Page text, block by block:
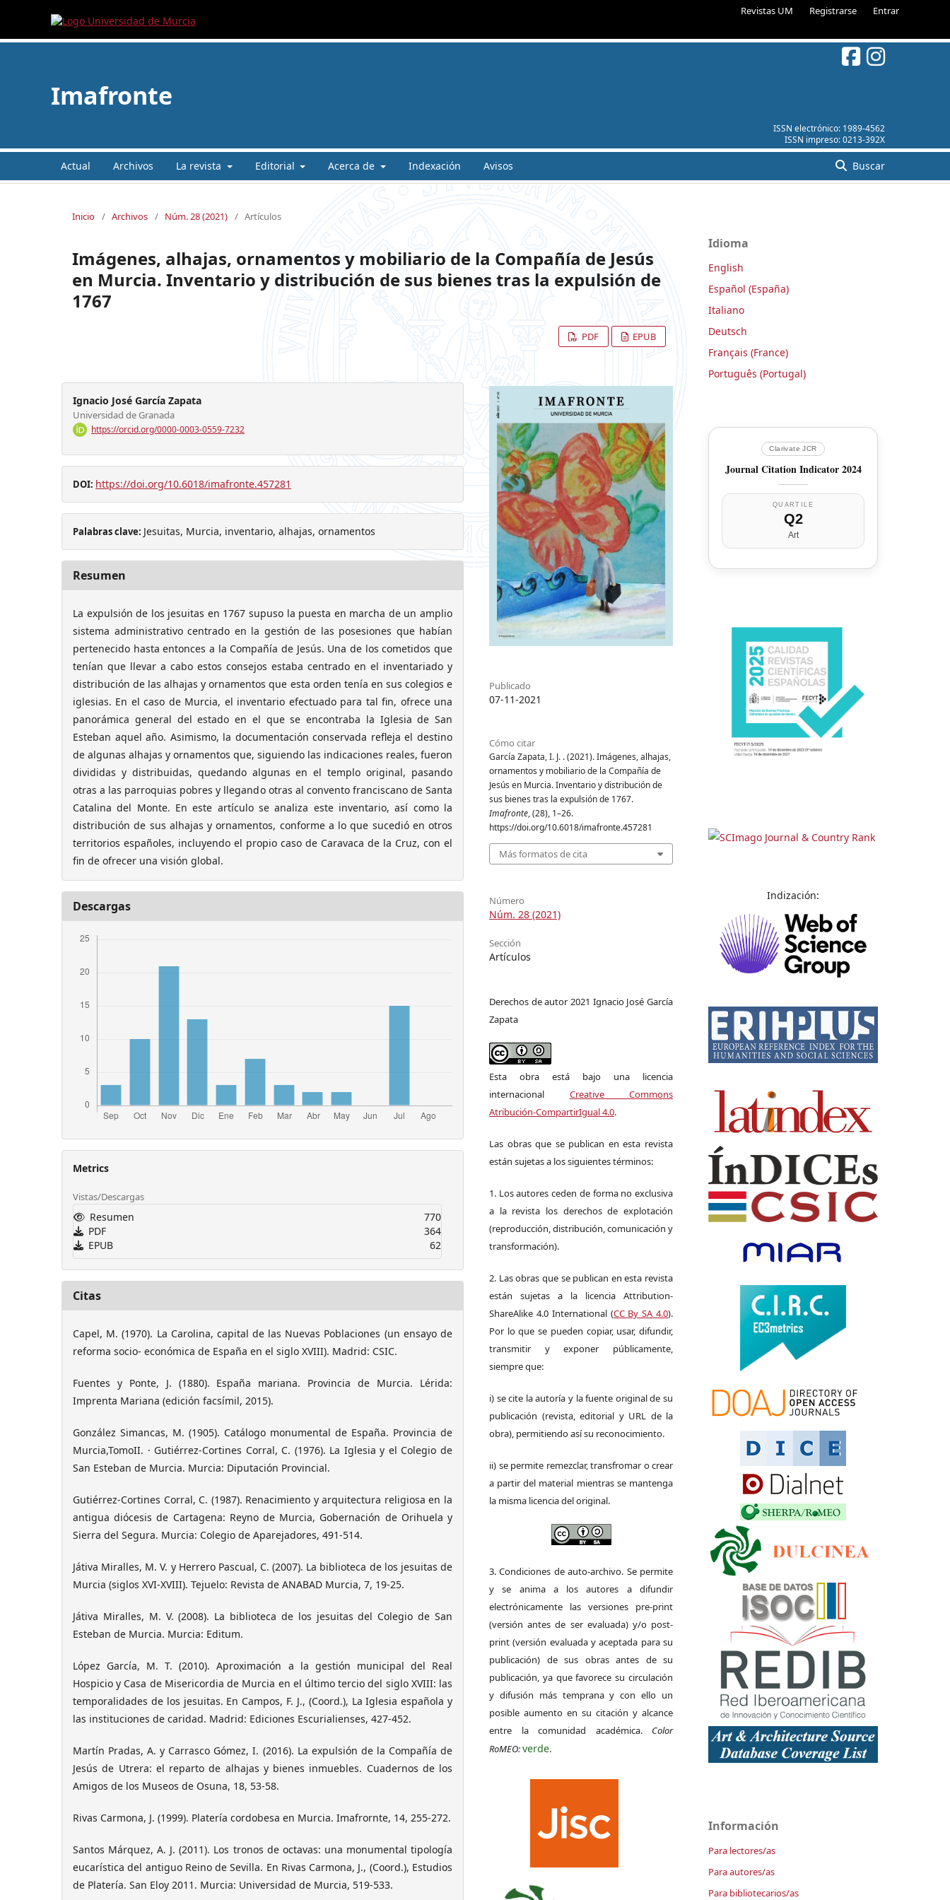
Revistas UM Registrarse Entrar
ISSN electrónico: 1989-4562
ISSN impreso:0213-392X
Imafronte
Actual Archivos La revista Editorial Acerca de Indexación Avisos Buscar
Inicio / Archivos / Núm. 28 (2021) / Artículos
Imágenes, alhajas, ornamentos y mobiliario de la Compañía de Jesús
en Murcia. Inventario y distribución de sus bienes tras la expulsión de
1767
PDF EPUB
Ignacio José García Zapata
Universidad de Granada
https://orcid.org/0000-0003-0559-7232
DOI: https://doi.org/10.6018/imafronte.457281
Palabras clave: Jesuitas, Murcia, inventario, alhajas, ornamentos
Resumen
La expulsión de los jesuitas en 1767 supuso la puesta en marcha de un amplio
sistema administrativo centrado en la gestión de las posesiones que habían
pertenecido hasta entonces a la Compañía de Jesús. Una de los cometidos que
tenían que llevar a cabo estos consejos estaba centrado en el inventariado y
distribución de las alhajas y ornamentos que esta orden tenía en sus colegios e
iglesias. En el caso de Murcia, el inventario efectuado para tal fin, ofrece una
panorámica general del estado en el que se encontraba la Iglesia de San
Esteban aquel año. Asimismo, la documentación conservada refleja el destino
de algunas alhajas y ornamentos que, siguiendo las indicaciones reales, fueron
divididas y distribuidas, quedando algunas en el templo original, pasando
otras a las parroquias pobres y llegando otras al convento franciscano de Santa
Catalina del Monte. En este artículo se analiza este inventario, así como la
distribución de sus alhajas y ornamentos, conforme a lo que sucedió en otros
territorios españoles, incluyendo el propio caso de Caravaca de la Cruz, con el
fin de ofrecer una visión global.
Descargas
Metrics
Vistas/Descargas
Resumen
770
PDF
364
EPUB
62
Citas
Capel, M. (1970). La Carolina, capital de las Nuevas Poblaciones (un ensayo de
reforma socio- económica de España en el siglo XVIII). Madrid: CSIC.
Fuentes y Ponte, J. (1880). España mariana. Provincia de Murcia. Lérida:
Imprenta Mariana (edición facsímil, 2015).
González Simancas, M. (1905). Catálogo monumental de España. Provincia de
Murcia,TomoII. · Gutiérrez-Cortines Corral, C. (1976). La Iglesia y el Colegio de
San Esteban de Murcia. Murcia: Diputación Provincial.
Gutiérrez-Cortines Corral, C. (1987). Renacimiento y arquitectura religiosa en la
antigua diócesis de Cartagena: Reyno de Murcia, Gobernación de Orihuela y
Sierra del Segura. Murcia: Colegio de Aparejadores, 491-514.
Játiva Miralles, M. V. y Herrero Pascual, C. (2007). La biblioteca de los jesuitas de
Murcia (siglos XVI-XVIII). Tejuelo: Revista de ANABAD Murcia, 7, 19-25.
Játiva Miralles, M. V. (2008). La biblioteca de los jesuitas del Colegio de San
Esteban de Murcia. Murcia: Editum.
López García, M. T. (2010). Aproximación a la gestión municipal del Real
Hospicio y Casa de Misericordia de Murcia en el último tercio del siglo XVIII: las
temporalidades de los jesuitas. En Campos, F. J., (Coord.), La Iglesia española y
las instituciones de caridad. Madrid: Ediciones Escurialienses, 427-452.
Martín Pradas, A. y Carrasco Gómez, I. (2016). La expulsión de la Compañía de
Jesús de Utrera: el reparto de alhajas y bienes inmuebles. Cuadernos de los
Amigos de los Museos de Osuna, 18, 53-58.
Rivas Carmona, J. (1999). Platería cordobesa en Murcia. Imafrornte, 14, 255-272.
Santos Márquez, A. J. (2011). Los tronos de octavas: una monumental tipología
eucarística del antiguo Reino de Sevilla. En Rivas Carmona, J., (Coord.), Estudios
de Platería. San Eloy 2011. Murcia: Universidad de Murcia, 519-533.
Publicado
07-11-2021
Cómo citar
García Zapata, I. J. . (2021). Imágenes, alhajas,
ornamentos y mobiliario de la Compañía de
Jesús en Murcia. Inventario y distribución de
sus bienes tras la expulsión de 1767.
Imafronte, (28), 1–26.
https://doi.org/10.6018/imafronte.457281
Más formatos de cita
Número
Núm. 28 (2021)
Sección
Artículos
Derechos de autor 2021 Ignacio José García
Zapata
Esta obra está bajo una licencia
internacional Creative Commons
Atribución-CompartirIgual 4.0.
Las obras que se publican en esta revista
están sujetas a los siguientes términos:
1. Los autores ceden de forma no exclusiva
a la revista los derechos de explotación
(reproducción, distribución, comunicación y
transformación).
2. Las obras que se publican en esta revista
están sujetas a la licencia Attribution-
ShareAlike 4.0 International (CC By SA 4.0).
Por lo que se pueden copiar, usar, difundir,
transmitir y exponer públicamente,
siempre que:
i) se cite la autoría y la fuente original de su
publicación (revista, editorial y URL de la
obra), permitiendo así su reconocimiento.
ii) se permite remezclar, transfromar o crear
a partir del material mientras se mantenga
la misma licencia del original.
3. Condiciones de auto-archivo. Se permite
y se anima a los autores a difundir
electrónicamente las versiones pre-print
(versión antes de ser evaluada) y/o post-
print (versión evaluada y aceptada para su
publicación) de sus obras antes de su
publicación, ya que favorece su circulación
y difusión más temprana y con ello un
posible aumento en su citación y alcance
entre la comunidad académica. Color
RoMEO:verde.
Idioma
English
Español (España)
Italiano
Deutsch
Français (France)
Português (Portugal)
Clarivate JCR
Journal Citation Indicator 2024
QUARTILE
Q2
Art
Indización:
Información
Para lectores/as
Para autores/as
Para bibliotecarios/as